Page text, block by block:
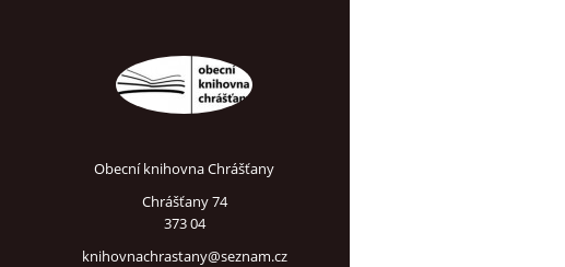
Obecní knihovna Chrášťany
Chrášťany 74
373 04
knihovnachrastany@seznam.cz